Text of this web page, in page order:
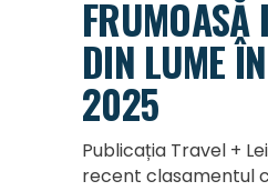
FRUMOASĂ
DIN LUME
2025
Publicația Travel +
recent clasamentul